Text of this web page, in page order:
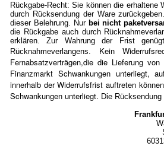
Rückgabe-Recht: Sie können die erhaltene
durch Rücksendung der Ware
dieser Belehrung. Nur bei nicht
die Rückgabe auch durch
erklären. Zur Wahrung der Frist
Rücknahmeverlangens. Kein
Fernabsatzverträgen,die die Lieferung
Finanzmarkt Schwankungen unterliegt,
innerhalb der Widerrufsfrist auftreten
Schwankungen unterliegt. Die